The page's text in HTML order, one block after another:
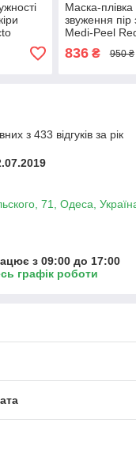
Маска-плівка
звуження пір
Medi-Peel
Collagen
70 мл
836₴ 950 ₴
з 433 відгуків за рік
71, Одеса,
з 09:00 до 17:00
графік роботи